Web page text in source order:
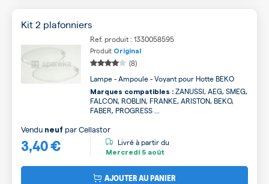
Kit 2 plafonniers
Ref. produit : 1330058595
Produit Original
(8)
Lampe - Ampoule - Voyant pour Hotte BEKO
Marques compatibles : ZANUSSI, AEG, SMEG,
FALCON, ROBLIN, FRANKE, ARISTON, BEKO,
FABER, PROGRESS ...
3,40 €
Vendu neuf parCellastor
Livré à partir du
Mercredi 5 août
AJOUTER AU PANIER